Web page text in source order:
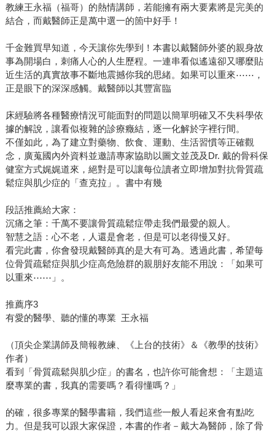
教練王永福（福哥）的熱情講師，若能擁有兩大要素將是完美的
結合，而戴醫師正是萬中選一的箇中好手！
千金難買早知道，今天讓你先學到！本書以戴醫師外婆的親身故
事為開場白，刺痛人心的人生歷程。一連串看似遙遠卻又哪麼貼
近生活的真實故事不斷地震撼你我的思緒。如果可以重來⋯⋯，
正是眼下的深深感觸。戴醫師以其豐富臨
床經驗將各種醫療情況可能面對的問題以簡單明確又不失科學依
據的解說，讓看似複雜的診療癥結，逐一化解於字裡行間。
不僅如此，為了建立對藥物、飲食、運動、生活習慣等正確觀
念，廣蒐國內外資料並邀請專家協助以圖文並茂及Dr. 戴的骨科保
健室方式娓娓道來，絕對是可以讓每位讀者立即增加對抗骨質疏
鬆症與肌少症的「查克拉」。書中有幾
段話推薦給大家：
沉痛之筆：千萬不要讓骨質疏鬆症帶走我們最愛的親人。
智慧之語：心不老，人還是會老，但是可以老得慢又好。
看完此書，你會發現戴醫師真的是大有可為。透過此書，希望每
位骨質疏鬆症與肌少症高危險群的親朋好友能不用說：「如果可
以重來⋯⋯」。
推薦序3
有愛的醫學、聽的懂的專業 王永福
（頂尖企業講師及簡報教練、《上台的技術》＆《教學的技術》
作者）
看到「骨質疏鬆與肌少症」的書名，也許你可能會想：「主題這
麼專業的書，我真的需要嗎？看得懂嗎？」
的確，很多專業的醫學書籍，我們這些一般人看起來會有點吃
力。但是我可以跟大家保證，本書的作者－戴大為醫師，除了骨